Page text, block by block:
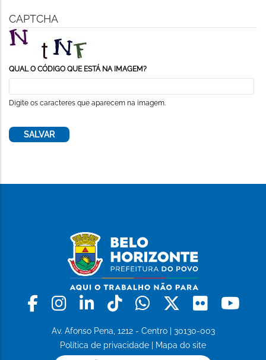
CAPTCHA
QUAL O CÓDIGO QUE ESTÁ NA IMAGEM?
Digite os caracteres que aparecem na imagem.
Facebook
Instagram
LinkedinTiktokWhatsapp
X Flickr
Av. Afonso Pena, 1212 - Centro | 30130-003
Política de privacidade
Mapa do site